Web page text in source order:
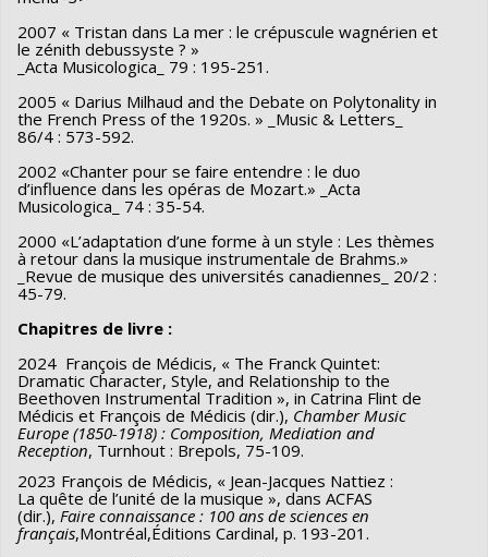
2007 « Tristan dans La mer : le crépuscule wagnérien et
le zénith debussyste ? »
_Acta Musicologica_ 79 : 195-251.
2005 « Darius Milhaud and the Debate on Polytonality in
the French Press of the 1920s. » _Music & Letters_
86/4 : 573-592.
2002 «Chanter pour se faire entendre : le duo
d’influence dans les opéras de Mozart.» _Acta
Musicologica_ 74 : 35-54.
2000 «L’adaptation d’une forme à un style : Les thèmes
à retour dans la musique instrumentale de Brahms.»
_Revue de musique des universités canadiennes_ 20/2 :
45-79.
Chapitres de livre :
2024 François de Médicis, « The Franck Quintet:
Dramatic Character, Style, and Relationship to the
Beethoven Instrumental Tradition », in Catrina Flint de
Médicis et François de Médicis (dir.), Chamber Music
Europe (1850-1918) : Composition, Mediation and
Reception, Turnhout : Brepols, 75-109.
2023 François de Médicis, « Jean-Jacques Nattiez :
La quête de l’unité de la musique », dans ACFAS
(dir.), Faire connaissance : 100 ans de sciences en
français,Montréal,Éditions Cardinal, p. 193-201.